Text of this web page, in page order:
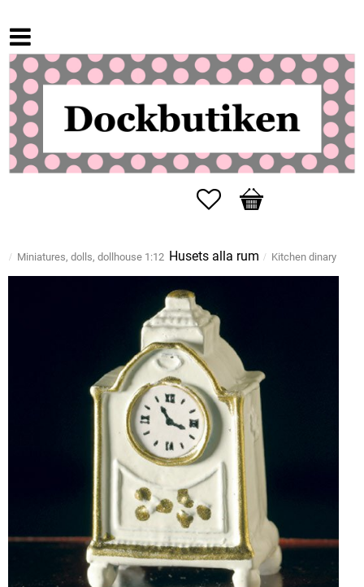
Favorites
Basket
Miniatures, dolls, dollhouse 1:12 Husets alla rum Kitchen dinary